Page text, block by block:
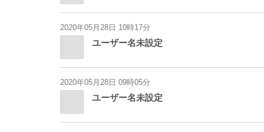
2020年05月28日 10時17分
ユーザー名未設定
2020年05月28日 09時05分
ユーザー名未設定